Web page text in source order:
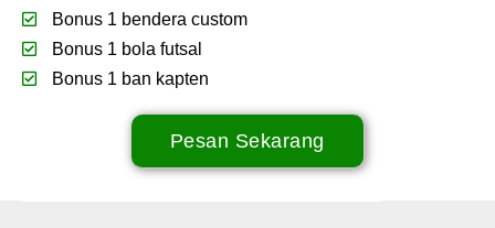
Bonus 1 bendera custom
Bonus 1 bola futsal
Bonus 1 ban kapten
Pesan Sekarang